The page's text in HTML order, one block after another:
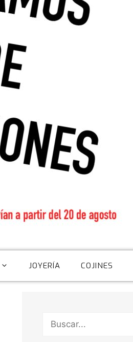
JOYERÍA COJINES
Buscar: